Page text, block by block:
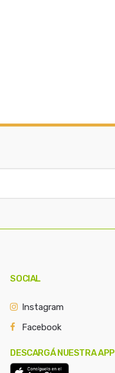
SOCIAL
Instagram
Facebook
DESCARGÁ NUESTRA APP